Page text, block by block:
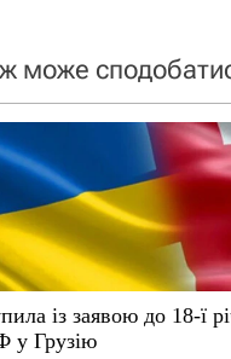
може
із заявою до 18-ї
у Грузію